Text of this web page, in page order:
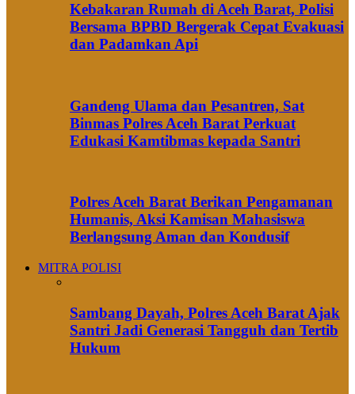
Kebakaran Rumah di Aceh Barat, Polisi
Bersama BPBD Bergerak Cepat Evakuasi
dan Padamkan Api
Gandeng Ulama dan Pesantren, Sat
Binmas Polres Aceh Barat Perkuat
Edukasi Kamtibmas kepada Santri
Polres Aceh Barat Berikan Pengamanan
Humanis, Aksi Kamisan Mahasiswa
Berlangsung Aman dan Kondusif
MITRA POLISI
Sambang Dayah, Polres Aceh Barat Ajak
Santri Jadi Generasi Tangguh dan Tertib
Hukum